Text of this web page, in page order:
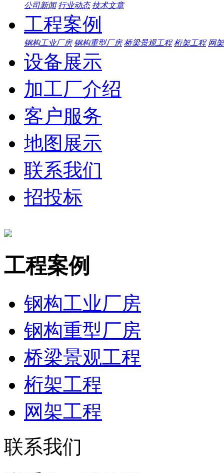
公司新闻 行业动态 技术文章
工程案例
钢构工业厂房 钢构重型厂房 桥梁景观工程 桁架工程 网
设备展示
加工厂介绍
客户服务
地图展示
联系我们
招投标
工程案例
钢构工业厂房
钢构重型厂房
桥梁景观工程
桁架工程
网架工程
联系我们